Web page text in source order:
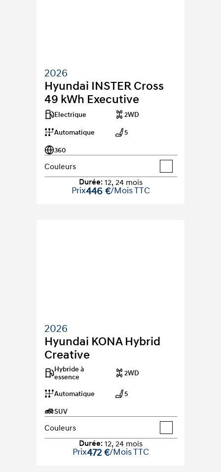
2026
Hyundai INSTER Cross
49 kWh Executive
Electrique 2WD
Automatique 5
360
Couleurs
Durée: 12, 24 mois
Prix446 €/Mois TTC
2026
Hyundai KONA Hybrid
Creative
Hybride à
essence
2WD
Automatique 5
SUV
Couleurs
Durée: 12, 24 mois
Prix472 €/Mois TTC